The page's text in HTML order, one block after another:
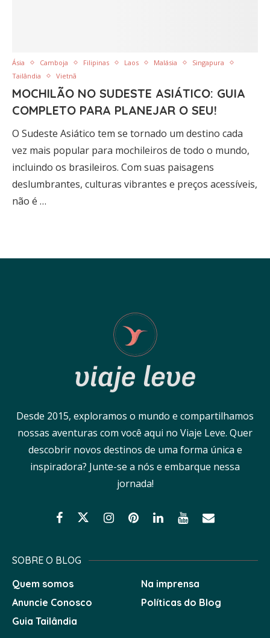
Ásia Camboja Filipinas Laos Malásia
Singapura
Tailândia
Vietnã
MOCHILÃO NO SUDESTE ASIÁTICO: GUIA
COMPLETO PARA PLANEJAR O SEU!
O Sudeste Asiático tem se tornado um destino cada
vez mais popular para mochileiros de todo o mundo,
incluindo os brasileiros. Com suas paisagens
deslumbrantes, culturas vibrantes e preços acessíveis,
não é …
Desde 2015, exploramos o mundo e compartilhamos
nossas aventuras com você aqui no Viaje Leve. Quer
descobrir novos destinos de uma forma única e
inspiradora? Junte-se a nós e embarque nessa
jornada!
SOBRE O BLOG
Quem somos
Na imprensa
Anuncie Conosco
Políticas do Blog
Guia Tailândia